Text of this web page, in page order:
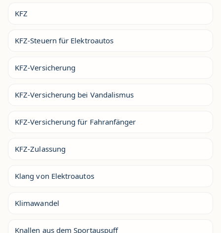
KFZ
KFZ-Steuern für Elektroautos
KFZ-Versicherung
KFZ-Versicherung bei Vandalismus
KFZ-Versicherung für Fahranfänger
KFZ-Zulassung
Klang von Elektroautos
Klimawandel
Knallen aus dem Sportauspuff